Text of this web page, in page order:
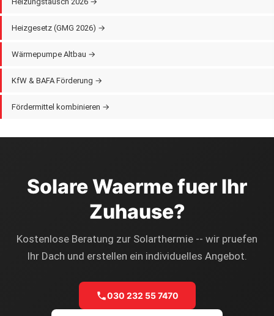
Heizgesetz (GMG 2026) →
Wärmepumpe Altbau →
KfW & BAFA Förderung →
Fördermittel kombinieren →
Solare Waerme fuer Ihr
Zuhause?
Kostenlose Beratung zur Solarthermie -- wir pruefen
Ihr Dach und erstellen ein individuelles Angebot.
030 232 55 7470